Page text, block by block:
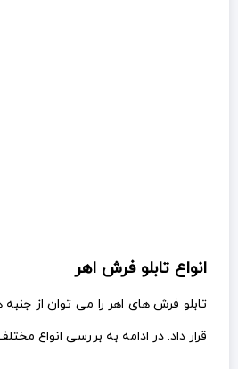
انواع تابلو فرش اهر
تابلو فرش های اهر را می توان از
قرار داد. در ادامه به بررسی انواع